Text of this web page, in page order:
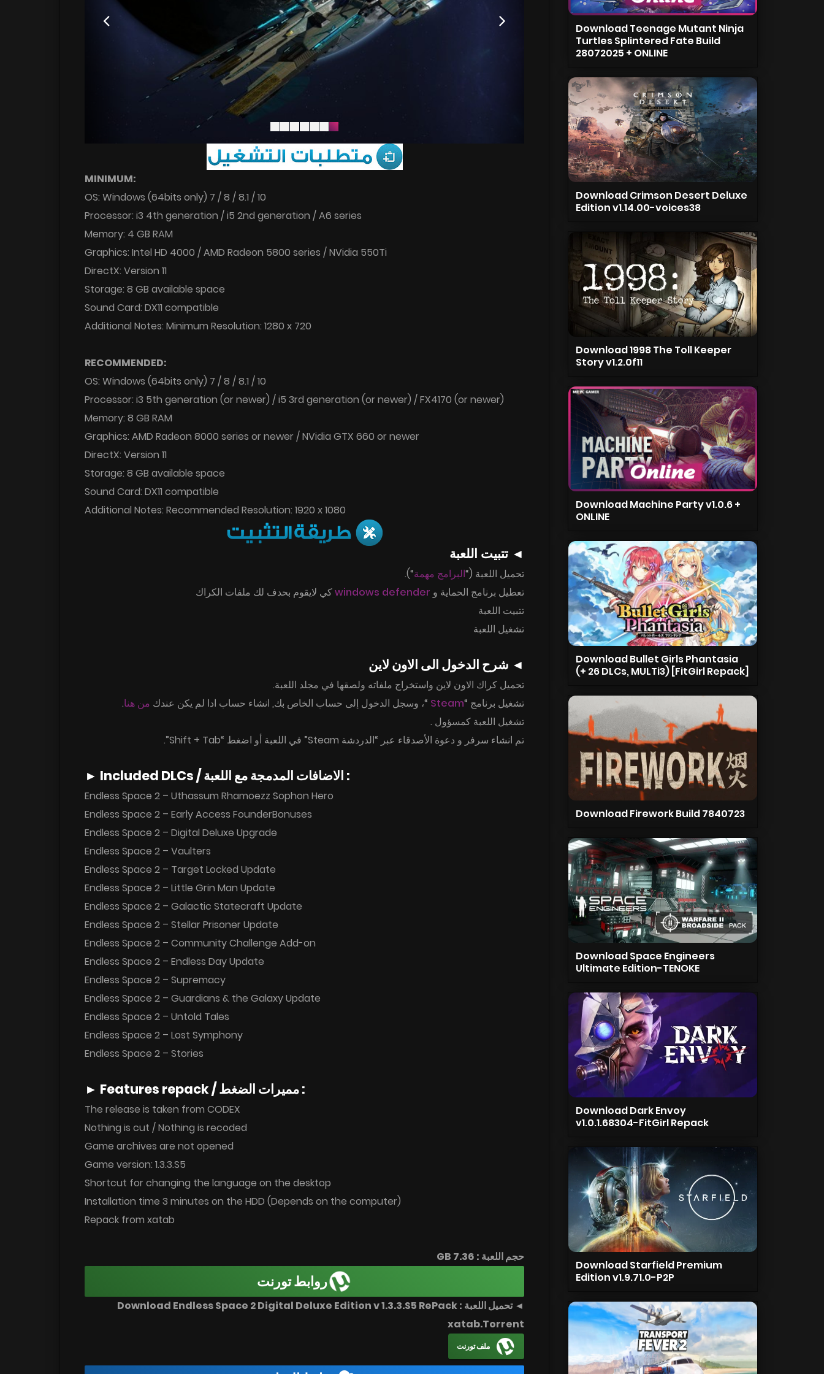
MINIMUM:
OS: Windows (64bits only) 7 / 8 / 8.1 / 10
Processor: i3 4th generation / i5 2nd generation / A6 series
Memory: 4 GB RAM
Graphics: Intel HD 4000 / AMD Radeon 5800 series / NVidia 550Ti
DirectX: Version 11
Storage: 8 GB available space
Sound Card: DX11 compatible
Additional Notes: Minimum Resolution: 1280 x 720
RECOMMENDED:
OS: Windows (64bits only) 7 / 8 / 8.1 / 10
Processor: i3 5th generation (or newer) / i5 3rd generation (or newer) / FX4170 (or newer)
Memory: 8 GB RAM
Graphics: AMD Radeon 8000 series or newer / NVidia GTX 660 or newer
DirectX: Version 11
Storage: 8 GB available space
Sound Card: DX11 compatible
Additional Notes: Recommended Resolution: 1920 x 1080
◄ تتبيت اللعبة
تحميل اللعبة (“البرامج مهمة“).
تعطيل برنامج الحماية و windows defenderكي لايقوم بحدف لك ملفات الكراك
تتبيت اللعبة
تشغيل اللعبة
◄ شرح الدخول الى الاون لاين
تحميل كراك الاون لاين واستخراج ملفاته ولصقها في مجلد اللعبة.
تشغيل برنامج “Steam “، وسجل الدخول إلى حساب الخاص بك, انشاء حساب ادا لم يكن عندك من هنا.
تشغيل اللعبة كمسؤول .
تم انشاء سرفر و دعوة الأصدقاء عبر “الدردشة Steam” في اللعبة أو اضغط “Shift + Tab”.
► Included DLCs / الاضافات المدمجة مع اللعبة :
Endless Space 2 – Uthassum Rhamoezz Sophon Hero
Endless Space 2 – Early Access FounderBonuses
Endless Space 2 – Digital Deluxe Upgrade
Endless Space 2 – Vaulters
Endless Space 2 – Target Locked Update
Endless Space 2 – Little Grin Man Update
Endless Space 2 – Galactic Statecraft Update
Endless Space 2 – Stellar Prisoner Update
Endless Space 2 – Community Challenge Add-on
Endless Space 2 – Endless Day Update
Endless Space 2 – Supremacy
Endless Space 2 – Guardians & the Galaxy Update
Endless Space 2 – Untold Tales
Endless Space 2 – Lost Symphony
Endless Space 2 – Stories
► Features repack / مميرات الضغط :
The release is taken from CODEX
Nothing is cut / Nothing is recoded
Game archives are not opened
Game version: 1.3.3.S5
Shortcut for changing the language on the desktop
Installation time 3 minutes on the HDD (Depends on the computer)
Repack from xatab
حجم اللعبة : 7.36 GB
روابط تورنت
◄ تحميل اللعبة : Download Endless Space 2 Digital Deluxe Edition v 1.3.3.S5 RePack
xatab.Torrent
ملف تورنت
Download Teenage Mutant Ninja
Turtles Splintered Fate Build
28072025 + ONLINE
Download Crimson Desert Deluxe
Edition v1.14.00-voices38
Download 1998 The Toll Keeper
Story v1.2.0f11
Download Machine Party v1.0.6 +
ONLINE
Download Bullet Girls Phantasia
(+ 26 DLCs, MULTi3) [FitGirl Repack]
Download Firework Build 7840723
Download Space Engineers
Ultimate Edition-TENOKE
Download Dark Envoy
v1.0.1.68304-FitGirl Repack
Download Starfield Premium
Edition v1.9.71.0-P2P